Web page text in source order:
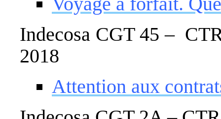
Indecosa CGT 45 –
2018
Attention aux